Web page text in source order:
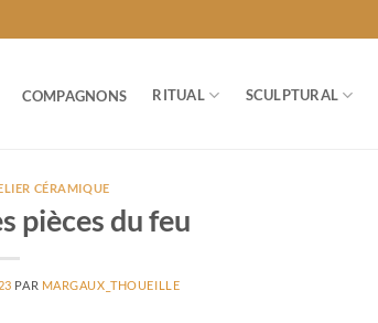
COMPAGNONS RITUAL SCULPTURAL
CÉRAMIQUE
pièces du feu
PAR MARGAUX_THOUEILLE